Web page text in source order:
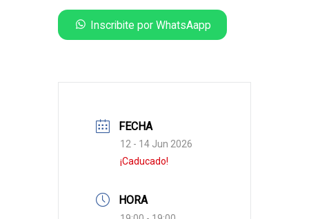
Inscribite por WhatsAapp
FECHA
12 - 14 Jun 2026
¡Caducado!
HORA